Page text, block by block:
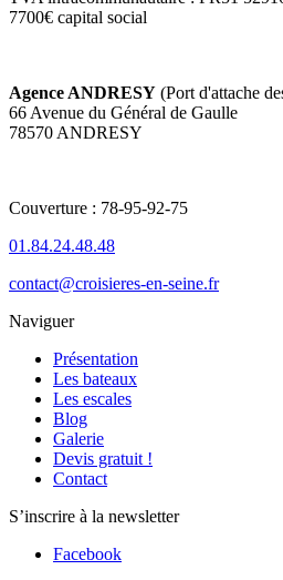
7700€ capital social
Agence ANDRESY (Port d'attache
66 Avenue du Général de Gaulle
78570 ANDRESY
Couverture : 78-95-92-75
01.84.24.48.48
contact@croisieres-en-seine.fr
Naviguer
Présentation
Les bateaux
Les escales
Blog
Galerie
Devis gratuit !
Contact
S’inscrire à la newsletter
Facebook